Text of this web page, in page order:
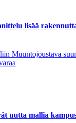
lisää
Muuntojoustava
uutta mallia